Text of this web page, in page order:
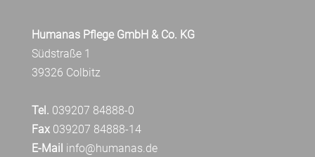
Humanas Pflege GmbH & Co. KG
Südstraße 1
39326 Colbitz
Tel. 039207 84888-0
Fax039207 84888-14
E-Mail info@humanas.de